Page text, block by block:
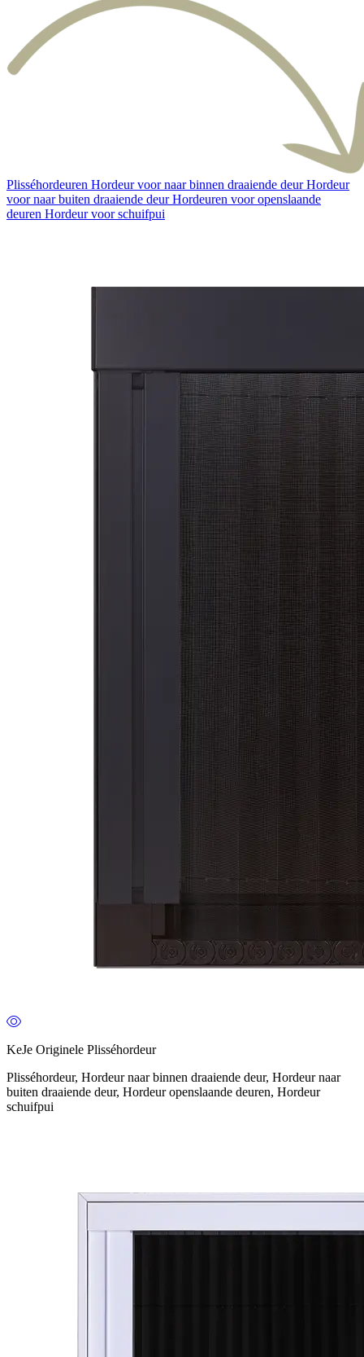
Plisséhordeuren Hordeur voor naar binnen draaiende deurHordeur
voor naar buiten draaiende deurHordeuren voor openslaande
deuren Hordeur voor schuifpui
KeJe Originele Plisséhordeur
Plisséhordeur, Hordeur naar binnen draaiende deur, Hordeur naar
buiten draaiende deur, Hordeur openslaande deuren, Hordeur
schuifpui